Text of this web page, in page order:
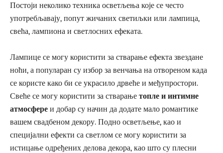
Постоји неколико техника осветљења које се често
употребљавају, попут жичаних светиљки или лампица,
свећа, лампиона и светлосних ефеката.
Лампице се могу користити за стварање ефекта звездане
ноћи, а популаран су избор за венчања на отвореном када
се користе како би се украсило дрвеће и међупростори.
Свеће се могу користити за стварање топле и интимне
атмосфере и добар су начин да додате мало романтике
вашем свадбеном декору. Подно осветљење, као и
специјални ефекти са светлом се могу користити за
истицање одређених делова декора, као што су плесни